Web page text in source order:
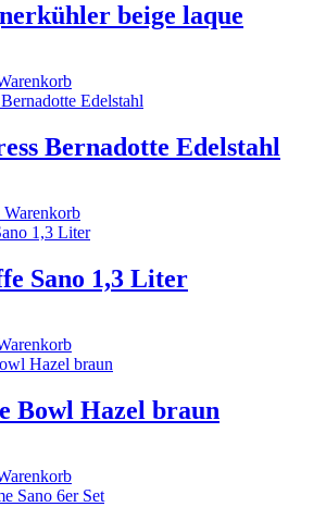
beige laque
Bernadotte Edelstahl
Warenkorb
Sano 1,3 Liter
Bowl Hazel braun